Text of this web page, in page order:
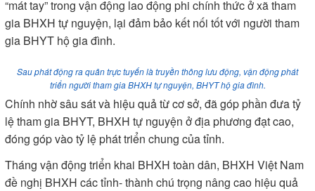
“mát tay” trong vận động lao động phi chính thức ở xã tham
gia BHXH tự nguyện, lại đảm bảo kết nối tốt với người tham
gia BHYT hộ gia đình.
Sau phát động ra quân trực tuyến là truyền thông lưu động, vận động phát
triển người tham gia BHXH tự nguyện, BHYT hộ gia đình.
Chính nhờ sâu sát và hiệu quả từ cơ sở, đã góp phần đưa tỷ
lệ tham gia BHYT, BHXH tự nguyện ở địa phương đạt cao,
đóng góp vào tỷ lệ phát triển chung của tỉnh.
Tháng vận động triển khai BHXH toàn dân, BHXH Việt Nam
đề nghị BHXH các tỉnh- thành chú trọng nâng cao hiệu quả